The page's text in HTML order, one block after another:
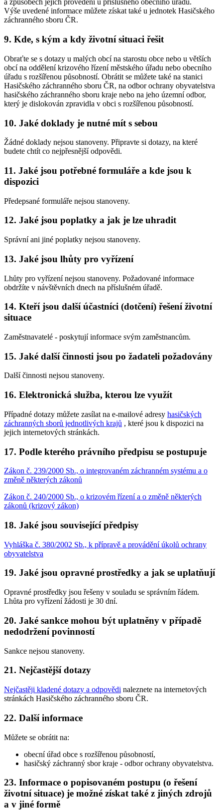
a způsobech jejich provedení u příslušného obecního úřadu.
Výše uvedené informace můžete získat také u jednotek Hasičského
záchranného sboru ČR.
9. Kde, s kým a kdy životní situaci řešit
Obraťte se s dotazy u malých obcí na starostu obce nebo u větších
obcí na oddělení krizového řízení městského úřadu nebo obecního
úřadu s rozšířenou působností. Obrátit se můžete také na stanici
Hasičského záchranného sboru ČR, na odbor ochrany obyvatelstva
hasičského záchranného sboru kraje nebo na jeho územní odbor,
který je dislokován zpravidla v obci s rozšířenou působností.
10. Jaké doklady je nutné mít s sebou
Žádné doklady nejsou stanoveny. Připravte si dotazy, na které
budete chtít co nejpřesnější odpovědi.
11. Jaké jsou potřebné formuláře a kde jsou k
dispozici
Předepsané formuláře nejsou stanoveny.
12. Jaké jsou poplatky a jak je lze uhradit
Správní ani jiné poplatky nejsou stanoveny.
13. Jaké jsou lhůty pro vyřízení
Lhůty pro vyřízení nejsou stanoveny. Požadované informace
obdržíte v návštěvních dnech na příslušném úřadě.
14. Kteří jsou další účastníci (dotčení) řešení životní
situace
Zaměstnavatelé - poskytují informace svým zaměstnancům.
15. Jaké další činnosti jsou po žadateli požadovány
Další činnosti nejsou stanoveny.
16. Elektronická služba, kterou lze využít
Případné dotazy můžete zasílat na e-mailové adresy hasičských
záchranných sborů jednotlivých krajů , které jsou k dispozici na
jejich internetových stránkách.
17. Podle kterého právního předpisu se postupuje
Zákon č. 239/2000 Sb., o integrovaném záchranném systému a o
změně některých zákonů
Zákon č. 240/2000 Sb., o krizovém řízení a o změně některých
zákonů (krizový zákon)
18. Jaké jsou související předpisy
Vyhláška č. 380/2002 Sb., k přípravě a provádění úkolů ochrany
obyvatelstva
19. Jaké jsou opravné prostředky a jak se uplatňují
Opravné prostředky jsou řešeny v souladu se správním řádem.
Lhůta pro vyřízení žádosti je 30 dní.
20. Jaké sankce mohou být uplatněny v případě
nedodržení povinností
Sankce nejsou stanoveny.
21. Nejčastější dotazy
Nejčastěji kladené dotazy a odpovědi naleznete na internetových
stránkách Hasičského záchranného sboru ČR.
22. Další informace
Můžete se obrátit na:
obecní úřad obce s rozšířenou působností,
hasičský záchranný sbor kraje - odbor ochrany obyvatelstva.
23. Informace o popisovaném postupu (o řešení
životní situace) je možné získat také z jiných zdrojů
a v jiné formě